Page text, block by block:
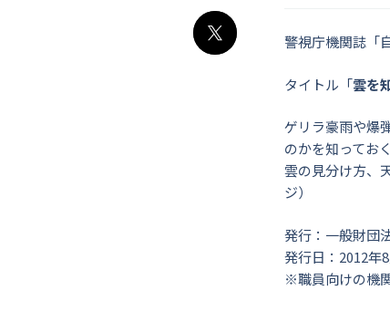
X 警視庁機関誌「
タイトル「雲を
ゲリラ豪雨や爆
のかを知ってお
雲の見分け方、
ジ）
発行：一般財
発行日：2012年
※職員向けの機